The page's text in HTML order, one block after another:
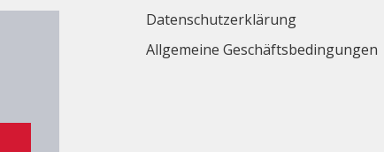
Datenschutzerklärung
Allgemeine Geschäftsbedingungen